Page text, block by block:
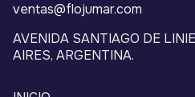
ventas@flojumar.com
AVENIDA SANTIAGO DE
AIRES, ARGENTINA.